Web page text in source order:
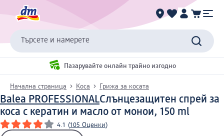
Търсете и намерете
Пазарувайте онлайн трайно изгодно
Начална страница Коса Грижа за косата
Balea PROFESSIONALСлънцезащитен спрей за
коса с кератин и масло от монои, 150 ml
4.1 (105 Оценки)